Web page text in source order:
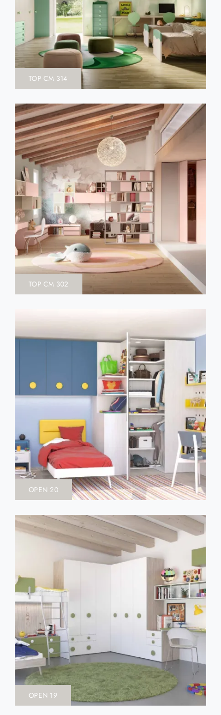
TOP CM 314
TOP CM 302
OPEN 20
OPEN 19